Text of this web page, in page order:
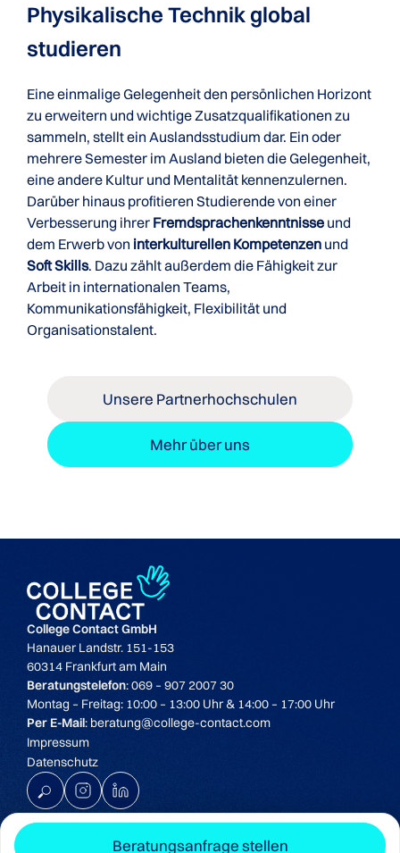
Physikalische Technik global
studieren
Eine einmalige Gelegenheit den persönlichen Horizont
zu erweitern und wichtige Zusatzqualifikationen zu
sammeln, stellt ein Auslandsstudium dar. Ein oder
mehrere Semester im Ausland bieten die Gelegenheit,
eine andere Kultur und Mentalität kennenzulernen.
Darüber hinaus profitieren Studierende von einer
Verbesserung ihrer Fremdsprachenkenntnisse und
dem Erwerb von interkulturellen Kompetenzen und
Soft Skills. Dazu zählt außerdem die Fähigkeit zur
Arbeit in internationalen Teams,
Kommunikationsfähigkeit, Flexibilität und
Organisationstalent.
Unsere Partnerhochschulen
Mehr über uns
Beratungsanfrage stellen
College Contact GmbH
Hanauer Landstr. 151-153
60314 Frankfurt am Main
Beratungstelefon: 069 – 907 2007 30
Montag – Freitag: 10:00 – 13:00 Uhr & 14:00 – 17:00 Uhr
Per E-Mail: beratung@college-contact.com
Impressum
Datenschutz